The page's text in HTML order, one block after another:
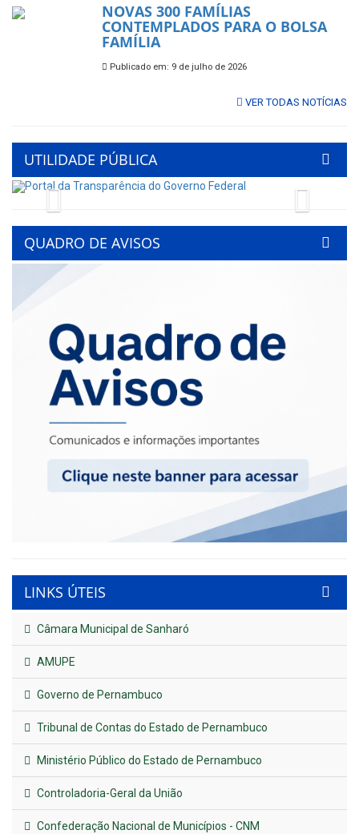
NOVAS 300 FAMÍLIAS
CONTEMPLADOS PARA O BOLSA
FAMÍLIA
Publicado em: 9 de julho de 2026
VER TODAS NOTÍCIAS
UTILIDADE PÚBLICA
Previous
QUADRO DE AVISOS
LINKS ÚTEIS
Câmara Municipal de Sanharó
AMUPE
Governo de Pernambuco
Tribunal de Contas do Estado de Pernambuco
Ministério Público do Estado de Pernambuco
Controladoria-Geral da União
Confederação Nacional de Municípios - CNM